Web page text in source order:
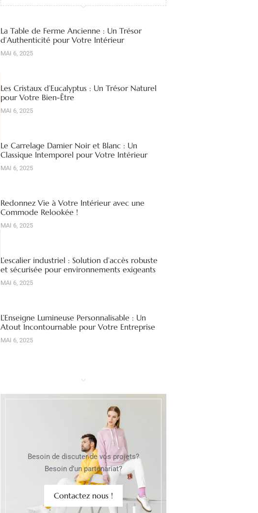
La Table de Ferme Ancienne : Un Trésor
d’Authenticité pour Votre Intérieur
MAI 6, 2025
Les Cristaux d’Eucalyptus : Un Trésor Naturel
pour Votre Bien-Être
MAI 6, 2025
Le Carrelage Damier Noir et Blanc : Un
Classique Intemporel pour Votre Intérieur
MAI 6, 2025
Redonnez Vie à Votre Intérieur avec une
Commode Relookée !
MAI 6, 2025
L’escalier industriel : Solution d’accès robuste
et sécurisée pour environnements exigeants
MAI 6, 2025
L’Enseigne Lumineuse Personnalisable : Un
Atout Incontournable pour Votre Entreprise
MAI 6, 2025
Besoin de discuter de vos projets?
Besoin d’un partenariat?
Contactez nous !